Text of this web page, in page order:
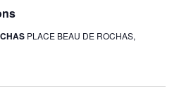
de
vues
PLACE BEAU DE ROCHAS,